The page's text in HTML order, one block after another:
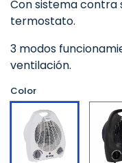
Con sistema
termostato.
3 modos
ventilación.
Color
Blanco